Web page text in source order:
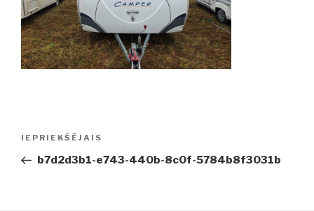
Ziņu
Iepriekšējā
ziņa:
IEPRIEKŠĒJAIS
b7d2d3b1-e743-440b-8c0f-5784b8f3031b